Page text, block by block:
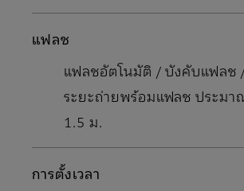
แฟลช
แฟลชอัตโนมัติ / บังคับแฟลช
ระยะถ่ายพร้อมแฟลช ประม
1.5 ม.
การตั้งเวลา